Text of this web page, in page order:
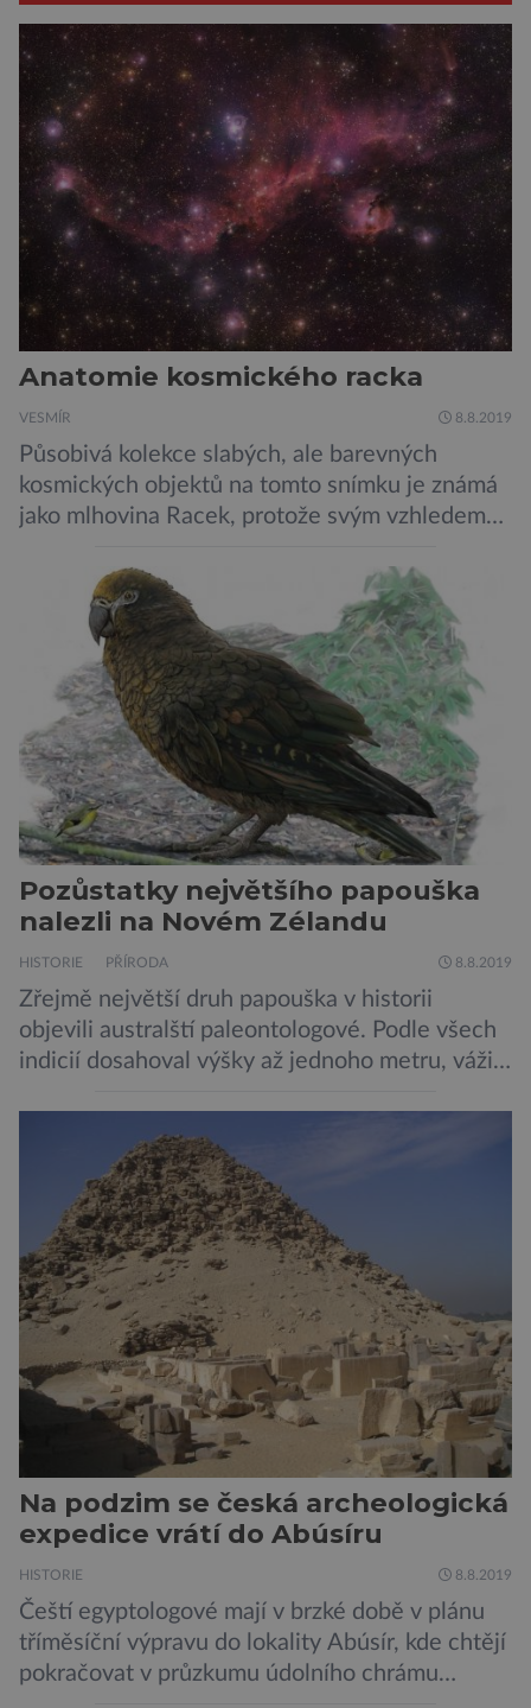
Anatomie kosmického racka
VESMÍR 8.8.2019
Působivá kolekce slabých, ale barevných
kosmických objektů na tomto snímku je známá
jako mlhovina Racek, protože svým vzhledem
prachu, vodíku, hélia a malého množství těžších
chemických prvků. Celá oblast je místem zrodu
nových hvězd. Mimořádné rozlišení tohoto
záběru pořízeného pomocí přehlídkového
teleskopu ESO/VST odhaluje detaily
jednotlivých astronomických objektů, […]
Pozůstatky největšího papouška
nalezli na Novém Zélandu
HISTORIE PŘÍRODA 8.8.2019
Zřejmě největší druh papouška v historii
objevili australští paleontologové. Podle všech
indicií dosahoval výšky až jednoho metru, vážil
pojmenování Heracles inexpectatus a doba
jeho života je datována přibližně před 19
miliony lety. „Nový Zéland je dobře známý
svými velkými nelétavými ptáky. Dominantní
[…]
Na podzim se česká archeologická
expedice vrátí do Abúsíru
HISTORIE 8.8.2019
Čeští egyptologové mají v brzké době v plánu
tříměsíční výpravu do lokality Abúsír, kde chtějí
pokračovat v průzkumu údolního chrámu